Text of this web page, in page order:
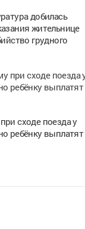
добилась
жительнице
грудного
сходе поезда у
ребёнку выплатят